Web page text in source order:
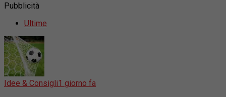
Pubblicità
Ultime
Idee & Consigli1 giorno fa